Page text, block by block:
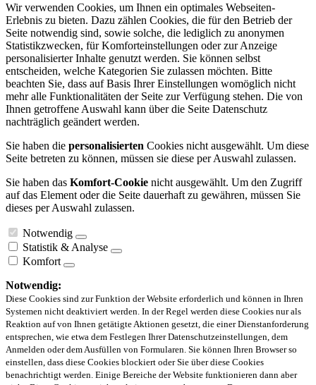
Wir verwenden Cookies, um Ihnen ein optimales Webseiten-
Erlebnis zu bieten. Dazu zählen Cookies, die für den Betrieb der
Seite notwendig sind, sowie solche, die lediglich zu anonymen
Statistikzwecken, für Komforteinstellungen oder zur Anzeige
personalisierter Inhalte genutzt werden. Sie können selbst
entscheiden, welche Kategorien Sie zulassen möchten. Bitte
beachten Sie, dass auf Basis Ihrer Einstellungen womöglich nicht
mehr alle Funktionalitäten der Seite zur Verfügung stehen. Die von
Ihnen getroffene Auswahl kann über die Seite Datenschutz
nachträglich geändert werden.
Sie haben die personalisierten Cookies nicht ausgewählt. Um diese
Seite betreten zu können, müssen sie diese per Auswahl zulassen.
Sie haben das Komfort-Cookie nicht ausgewählt. Um den Zugriff
auf das Element oder die Seite dauerhaft zu gewähren, müssen Sie
dieses per Auswahl zulassen.
Notwendig
Statistik & Analyse
Komfort
Notwendig:
Diese Cookies sind zur Funktion der Website erforderlich und können in Ihren
Systemen nicht deaktiviert werden. In der Regel werden diese Cookies nur als
Reaktion auf von Ihnen getätigte Aktionen gesetzt, die einer Dienstanforderung
entsprechen, wie etwa dem Festlegen Ihrer Datenschutzeinstellungen, dem
Anmelden oder dem Ausfüllen von Formularen. Sie können Ihren Browser so
einstellen, dass diese Cookies blockiert oder Sie über diese Cookies
benachrichtigt werden. Einige Bereiche der Website funktionieren dann aber